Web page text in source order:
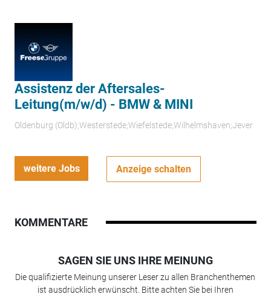
Assistenz der Aftersales-
Leitung(m/w/d) - BMW & MINI
Oldenburg (Oldb);Westerstede;Wiefelstede;Wilhelmshaven;Jever
weitere Jobs Anzeige schalten
KOMMENTARE
SAGEN SIE UNS IHRE MEINUNG
Die qualifizierte Meinung unserer Leser zu allen Branchenthemen
ist ausdrücklich erwünscht. Bitte achten Sie bei Ihren